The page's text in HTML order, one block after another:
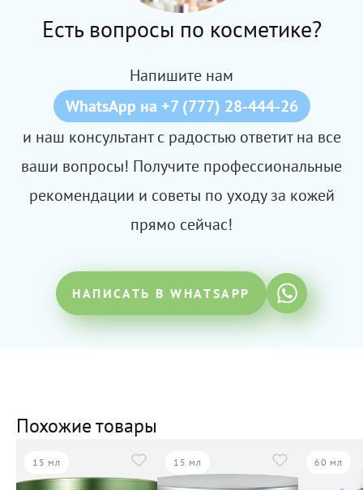
Есть вопросы по косметике?
Напишите нам
WhatsApp на +7 (777) 28-444-26
и наш консультант с радостью ответит на все
ваши вопросы! Получите профессиональные
рекомендации и советы по уходу за кожей
прямо сейчас!
НАПИСАТЬ В WHATSAPP
Похожие товары
15 мл 15 мл 60 мл